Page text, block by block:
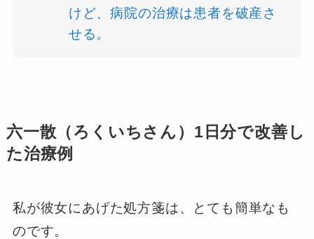
けど、病院の治療は患者を破産さ
せる。
六一散（ろくいちさん）1日分で改善し
た治療例
私が彼女にあげた処方箋は、とても簡単なも
のです。